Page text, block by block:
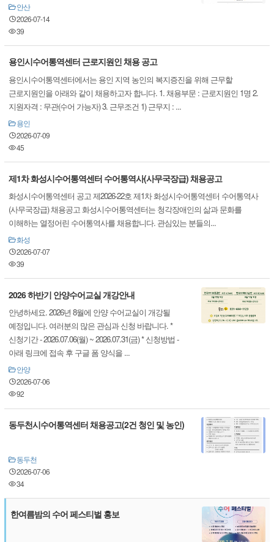
안산
2026-07-14
39
용인시수어통역센터 근로지원인 채용 공고
용인시수어통역센터에서는 용인 지역 농인의 복지증진을 위해 근무할
근로지원인을 아래와 같이 채용하고자 합니다. 1. 채용부문 : 근로지원인 1명 2.
지원자격 : 무관(수어 가능자) 3. 근무조건 1) 근무지 : ...
용인
2026-07-09
45
제1차 화성시수어통역센터 수어통역사(사무국장급) 채용공고
화성시수어통역센터 공고 제2026-22호 제1차 화성시수어통역센터 수어통역사
(사무국장급) 채용공고 화성시수어통역센터는 청각장애인의 삶과 문화를
이해하는 열정어린 수어통역사를 채용합니다. 관심있는 분들의...
화성
2026-07-07
39
2026 하반기 안양수어교실 개강안내
안녕하세요. 2026년 8월에 안양 수어교실이 개강될
예정입니다. 여러분의 많은 관심과 신청 바랍니다. *
신청기간 - 2026.07.06(월) ~ 2026.07.31(금) * 신청방법 -
아래 링크에 접속 후 구글 폼 양식을 ...
안양
2026-07-06
92
동두천시수어통역센터 채용공고(2건 청인 및 농인)
동두천
2026-07-06
34
한여름밤의 수어 페스티벌 홍보